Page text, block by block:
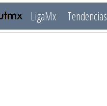
LigaMx Tendencias